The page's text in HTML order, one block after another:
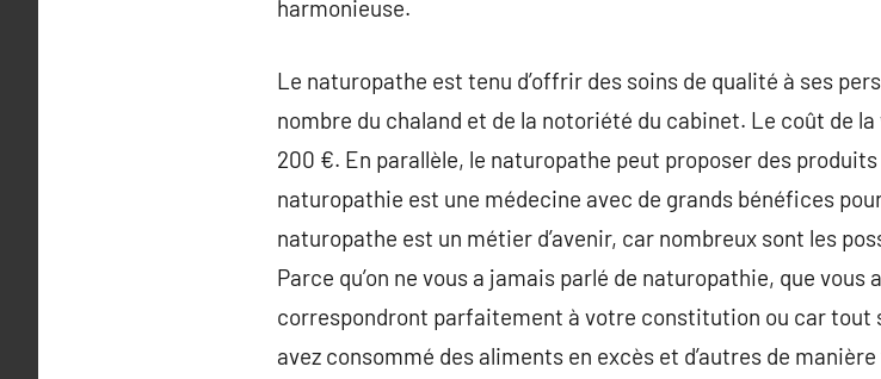
harmonieuse.
Le naturopathe est tenu d’offrir des soins de qualité à ses
nombre du chaland et de la notoriété du cabinet. Le coût de
200 €. En parallèle, le naturopathe peut proposer des
naturopathie est une médecine avec de grands bénéfices
naturopathe est un métier d’avenir, car nombreux sont les
Parce qu’on ne vous a jamais parlé de naturopathie, que vous
correspondront parfaitement à votre constitution ou car tout
avez consommé des aliments en excès et d’autres de